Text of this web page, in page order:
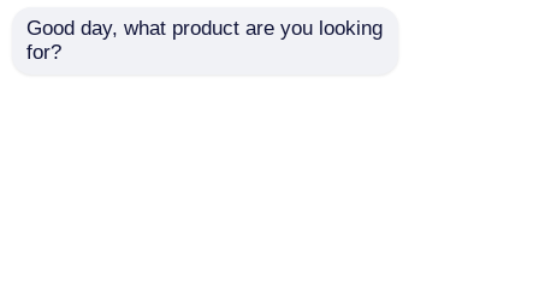
Good day, what product are you looking
for?